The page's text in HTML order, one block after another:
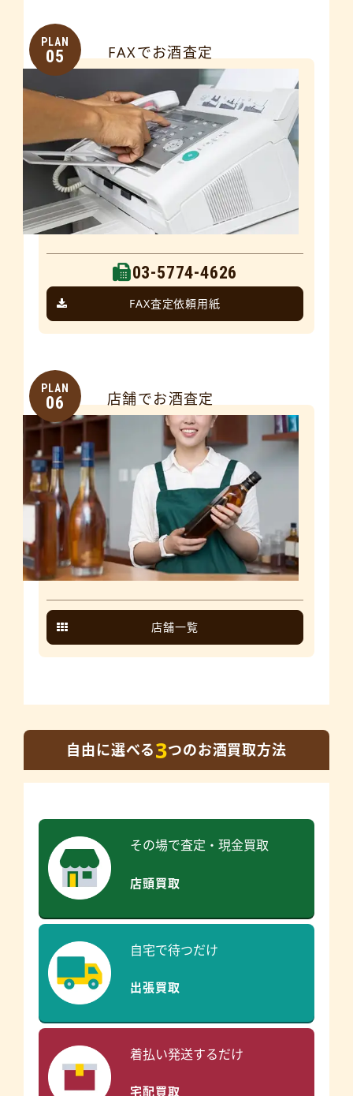
PLAN
05 FAXでお酒査定
03-5774-4626
FAX査定依頼用紙
PLAN
06 店舗でお酒査定
店舗一覧
自由に選べる3つのお酒買取方法
その場で査定・現金買取
店頭買取
自宅で待つだけ
出張買取
着払い発送するだけ
宅配買取